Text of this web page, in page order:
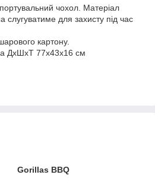
чохол. Матеріал
для захисту під час
картону.
ДхШхТ 77х43х16 см
Gorillas BBQ